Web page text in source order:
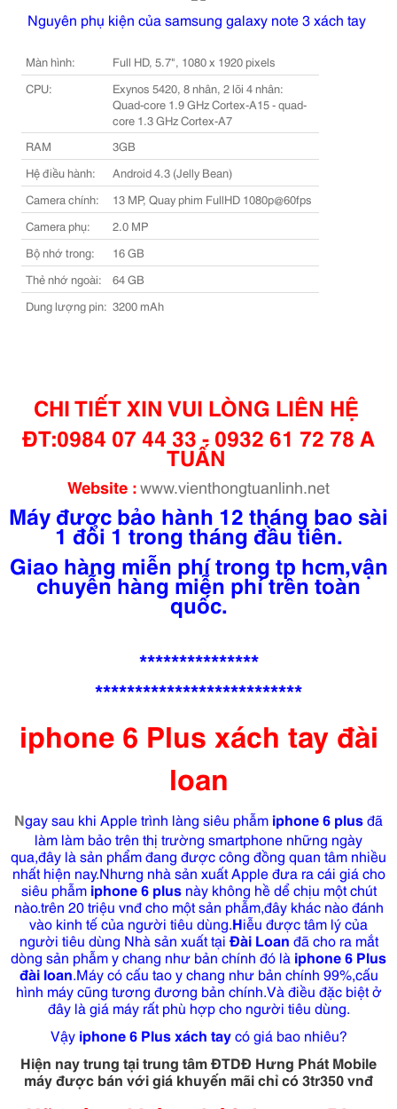
Nguyên phụ kiện của samsung galaxy note 3 xách tay
Màn hình:
Full HD, 5.7", 1080 x 1920 pixels
CPU:
Exynos 5420, 8 nhân, 2 lõi 4 nhân:
Quad-core 1.9 GHz Cortex-A15 - quad-
core 1.3 GHz Cortex-A7
RAM
3GB
Hệ điều hành:
Android 4.3 (Jelly Bean)
Camera chính:
13 MP, Quay phim FullHD 1080p@60fps
Camera phụ:
2.0 MP
Bộ nhớ trong:
16 GB
Thẻ nhớ ngoài:
64 GB
Dung lượng pin: 3200 mAh
CHI TIẾT XIN VUI LÒNG LIÊN HỆ
ĐT:0984 07 44 33 - 0932 61 72 78 A
TUẤN
Website :www.vienthongtuanlinh.net
Máy được bảo hành 12 tháng bao sài
1 đổi 1 trong tháng đầu tiên.
Giao hàng miễn phí trong tp hcm,vận
chuyễn hàng miễn phí trên toàn
quốc.
***************
**************************
iphone 6 Plus xách tay đài
loan
Ngay sau khi Apple trình làng siêu phẫm iphone 6 plusđã
làm làm bảo trên thị trường smartphone những ngày
qua,đây là sản phẩm đang được công đồng quan tâm nhiều
nhất hiện nay.Nhưng nhà sản xuất Apple đưa ra cái giá cho
siêu phẫm iphone 6 plusnày không hề dể chịu một chút
nào.trên 20 triệu vnđ cho một sản phẫm,đây khác nào đánh
vào kinh tế của người tiêu dùng.Hiễu được tâm lý của
người tiêu dùng Nhà sản xuất tạiĐài Loan đã cho ra mắt
dòng sản phẫm y chang như bản chính đó là iphone 6 Plus
đài loan.Máy có cấu tao y chang như bản chính 99%,cấu
hình máy cũng tương đương bản chính.Và điều đặc biệt ở
đây là giá máy rất phù hợp cho người tiêu dùng.
Vậy iphone 6 Plus xách taycó giá bao nhiêu?
Hiện nay trung tại trung tâm ĐTDĐ Hưng Phát Mobile
máy được bán với giá khuyến mãi chỉ có 3tr350 vnđ